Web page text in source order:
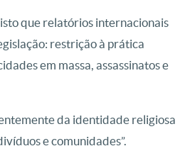
que relatórios internacionais
restrição à prática
em massa, assassinatos e
da identidade religiosa
e comunidades”.